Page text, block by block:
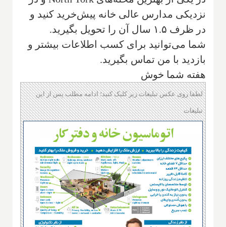
نزدیکی مدارس عالی خانه پیش‌خرید کنید و
در ظرف ۱.۵ سال آن را تحویل بگیرید.
شما می‌توانید برای کسب اطلاعات بیشتر و
بازدید با من تماس بگیرید.
هفته شما خوش
لطفا روی عکس تبلیغات زیر کلیک کنید؛ ادامه مطلب پس از این
تبلیغات